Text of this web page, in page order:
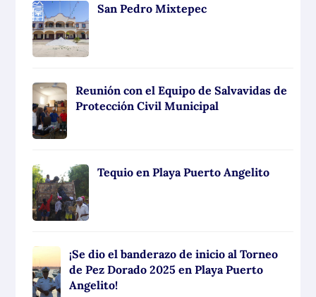
San Pedro Mixtepec
Reunión con el Equipo de Salvavidas de
Protección Civil Municipal
Tequio en Playa Puerto Angelito
¡Se dio el banderazo de inicio al Torneo
de Pez Dorado 2025 en Playa Puerto
Angelito!